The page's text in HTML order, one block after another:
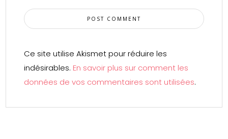
Ce site utilise Akismet pour réduire les
indésirables. En savoir plus sur comment les
données de vos commentaires sont utilisées.